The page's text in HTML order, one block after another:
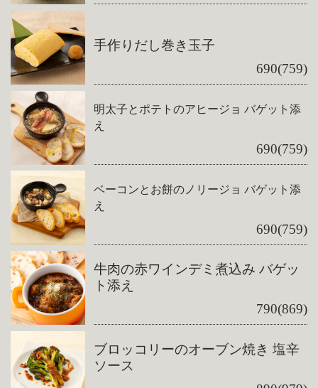
手作りだし巻き玉子
690(759)
明太子とポテトのアヒージョ バゲット添
え
690(759)
ベーコンとお餅のノリージョ バゲット添
え
690(759)
牛肉の赤ワインデミ煮込み バゲッ
ト添え
790(869)
ブロッコリーのオーブン焼き 塩辛
ソース